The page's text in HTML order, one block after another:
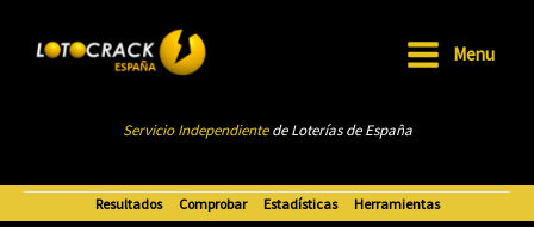
Main
Menu
Menu
Servicio Independiente de Loterías de España
Resultados Comprobar Estadísticas Herramientas